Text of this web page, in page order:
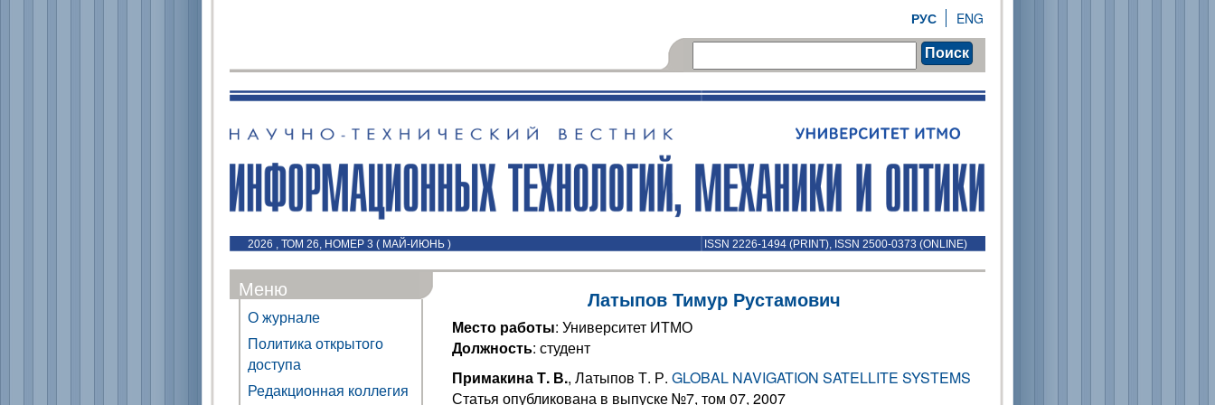
ENG
РУС
Поиск
2026 , ТОМ 26, НОМЕР 3 ( МАЙ-ИЮНЬ ) ISSN 2226-1494 (PRINT), ISSN 2500-0373 (ONLINE)
Меню
О журнале
Политика открытого
доступа
Редакционная коллегия
Латыпов Тимур Рустамович
Место работы: Университет ИТМО
Должность: студент
Примакина Т. В., Латыпов Т. Р. GLOBAL NAVIGATION SATELLITE SYSTEMS
Статья опубликована в выпуске №7, том 07, 2007